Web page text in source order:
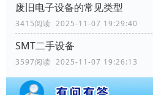
废旧电子设备的常见类型
3415阅读 2025-11-07 19:29:40
SMT二手设备
3597阅读 2025-11-07 19:26:13